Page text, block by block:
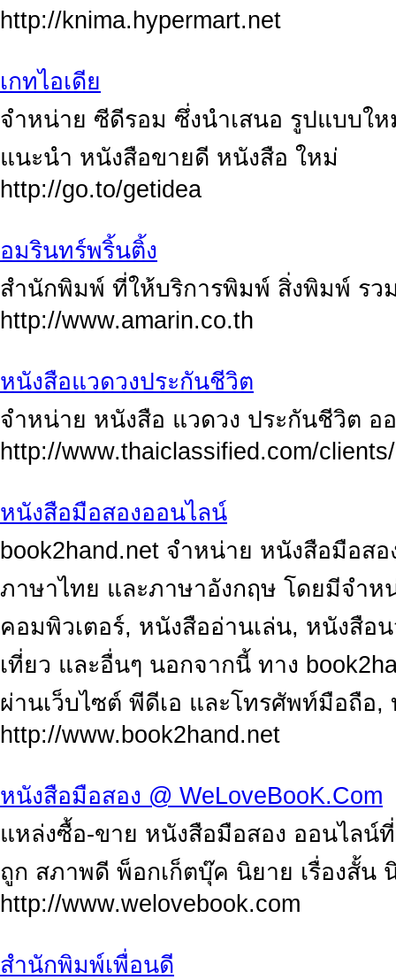
http://knima.hypermart.net
เกทไอเดีย
จำหน่าย ซีดีรอม ซึ่งนำเสนอ รูปแบบใ
แนะนำ หนังสือขายดี หนังสือ ใหม่
http://go.to/getidea
อมรินทร์พริ้นติ้ง
สำนักพิมพ์ ที่ให้บริการพิมพ์ สิ่งพิมพ์ รว
http://www.amarin.co.th
หนังสือแวดวงประกันชีวิต
จำหน่าย หนังสือ แวดวง ประกันชีวิต อ
http://www.thaiclassified.com/
หนังสือมือสองออนไลน์
book2hand.net จำหน่าย หนังสือมือส
ภาษาไทย และภาษาอังกฤษ โดยมีจำห
คอมพิวเตอร์, หนังสืออ่านเล่น, หนังสือ
เที่ยว และอื่นๆ นอกจากนี้ ทาง
ผ่านเว็บไซต์ พีดีเอ และโทรศัพท์มือถือ
http://www.book2hand.net
หนังสือมือสอง @ WeLoveBooK.Com
แหล่งซื้อ-ขาย หนังสือมือสอง ออนไลน์
ถูก สภาพดี พ็อกเก็ตบุ๊ค นิยาย เรื่องสั้น
http://www.welovebook.com
สำนักพิมพ์เพื่อนดี